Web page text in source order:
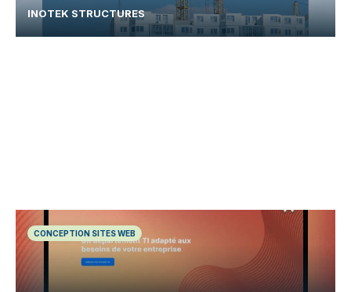
INOTEK STRUCTURES
CONCEPTION SITES WEB